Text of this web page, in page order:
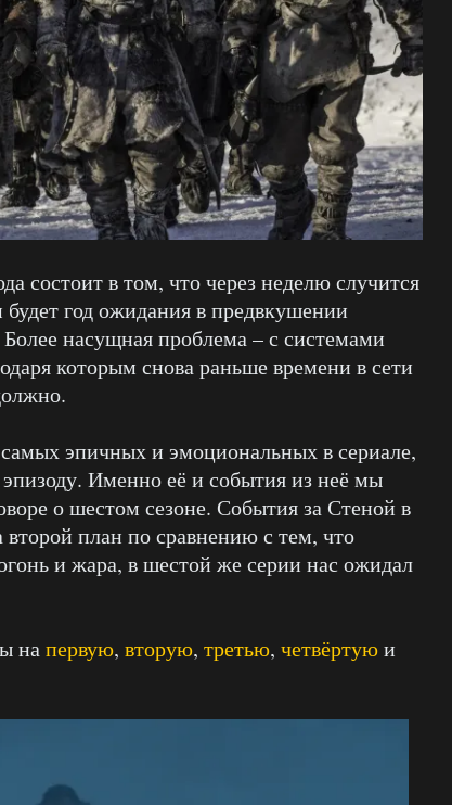
состоит в том, что через неделю случится
будет год ожидания в предвкушении
насущная проблема – с системами
которым снова раньше времени в сети
эпичных и эмоциональных в сериале,
Именно её и события из неё мы
о шестом сезоне. События за Стеной в
план по сравнению с тем, что
и жара, в шестой же серии нас ожидал
напервую, вторую, третью, четвёртуюи